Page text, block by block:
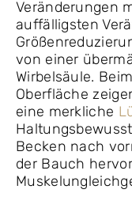
Veränderungen
auffälligsten
von einer
Wirbelsäule.
Oberfläche
eine merkliche
Becken nach
der Bauch